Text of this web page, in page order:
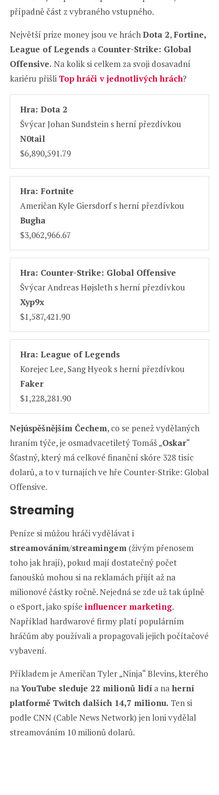
případně část z vybraného vstupného.
Největší prize money jsou ve hráchDota 2,Fortine,
League of Legends a Counter-Strike: Global
Offensive. Na kolik si celkem za svoji dosavadní
kariéru přišli Top hráči v jednotlivých hrách?
Hra: Dota 2
Švýcar Johan Sundstein s herní přezdívkou
N0tail
$6,890,591.79
Hra: Fortnite
Američan Kyle Giersdorf s herní přezdívkou
Bugha
$3,062,966.67
Hra: Counter-Strike: Global Offensive
Švýcar Andreas Højsleth s herní přezdívkou
Xyp9x
$1,587,421.90
Hra: League of Legends
Korejec Lee, Sang Hyeok s herní přezdívkou
Faker
$1,228,281.90
Nejúspěšnějším Čechem, co se penež vydělaných
hraním týče, je osmadvacetiletý Tomáš „Oskar“
Šťastný, který má celkové finanční skóre 328 tisíc
dolarů, a to v turnajích ve hře Counter-Strike: Global
Offensive.
Streaming
Peníze si můžou hráči vydělávat i
streamováním/streamingem (živým přenosem
toho jak hrají), pokud mají dostatečný počet
fanoušků mohou si na reklamách přijít až na
milionové částky ročně. Nejedná se zde už tak úplně
o eSport, jako spíše influencer marketing.
Například hardwarové firmy platí populárním
hráčům aby používali a propagovali jejich počítačové
vybavení.
Příkladem je Američan Tyler „Ninja“ Blevins, kterého
naYouTube sleduje 22 milionů lidí a na herní
platformě Twitch dalších 14,7 milionu. Ten si
podle CNN (Cable News Network) jen loni vydělal
streamováním 10 milionů dolarů.